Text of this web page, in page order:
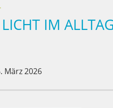
IM
März 2026